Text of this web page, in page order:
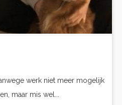
werk niet meer mogelijk
maar mis wel...